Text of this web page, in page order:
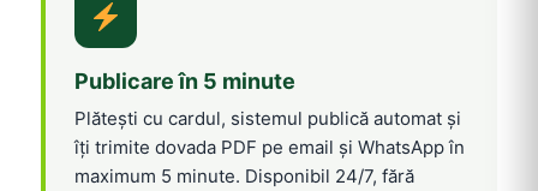
Publicare în 5 minute
Plătești cu cardul, sistemul publică automat și
îți trimite dovada PDF pe email și WhatsApp în
maximum 5 minute. Disponibil 24/7, fără